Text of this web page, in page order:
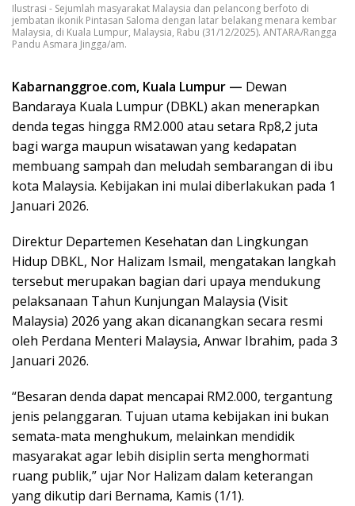
Ilustrasi - Sejumlah masyarakat Malaysia dan pelancong berfoto di
jembatan ikonik Pintasan Saloma dengan latar belakang menara kembar
Malaysia, di Kuala Lumpur, Malaysia, Rabu (31/12/2025). ANTARA/Rangga
Pandu Asmara Jingga/am.
Kabarnanggroe.com, Kuala Lumpur — Dewan
Bandaraya Kuala Lumpur (DBKL) akan menerapkan
denda tegas hingga RM2.000 atau setara Rp8,2 juta
bagi warga maupun wisatawan yang kedapatan
membuang sampah dan meludah sembarangan di ibu
kota Malaysia. Kebijakan ini mulai diberlakukan pada 1
Januari 2026.
Direktur Departemen Kesehatan dan Lingkungan
Hidup DBKL, Nor Halizam Ismail, mengatakan langkah
tersebut merupakan bagian dari upaya mendukung
pelaksanaan Tahun Kunjungan Malaysia (Visit
Malaysia) 2026 yang akan dicanangkan secara resmi
oleh Perdana Menteri Malaysia, Anwar Ibrahim, pada 3
Januari 2026.
“Besaran denda dapat mencapai RM2.000, tergantung
jenis pelanggaran. Tujuan utama kebijakan ini bukan
semata-mata menghukum, melainkan mendidik
masyarakat agar lebih disiplin serta menghormati
ruang publik,” ujar Nor Halizam dalam keterangan
yang dikutip dari Bernama, Kamis (1/1).